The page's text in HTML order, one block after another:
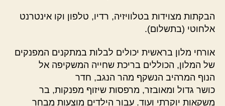
הבקתות מצוידות בטלוויזיה, רדיו, טלפון וקו אינטרנט
אלחוטי (בתשלום).
אורחי מלון בראשית יכולים לבלות במתקנים המפנקים
של המלון, הכוללים בריכת שחייה המשקיפה אל
הנוף המרהיב הנשקף מהר הנגב, חדר
כושר גדול ומאובזר, מרפסות שיזוף מפנקות, בר
משקאות יוקרתי ועוד. עבור הילדים מוצעות מבחר